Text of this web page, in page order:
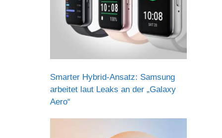
Smarter Hybrid-Ansatz: Samsung
arbeitet laut Leaks an der „Galaxy
Aero“